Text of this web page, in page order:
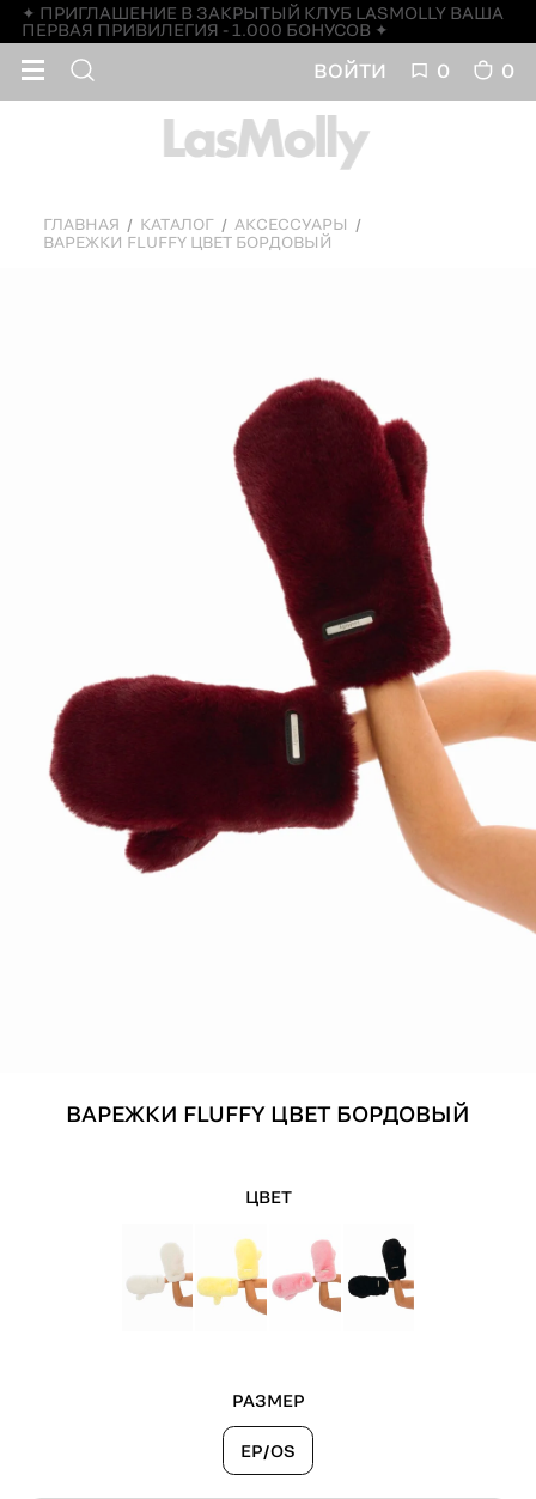
✦ ПРИГЛАШЕНИЕ В ЗАКРЫТЫЙ КЛУБ LASMOLLY ВАША
ПЕРВАЯ ПРИВИЛЕГИЯ - 1.000 БОНУСОВ ✦
ВОЙТИ 0 0
ГЛАВНАЯ КАТАЛОГ
АКСЕССУАРЫ
ВАРЕЖКИ FLUFFY ЦВЕТ БОРДОВЫЙ
ВАРЕЖКИ FLUFFY ЦВЕТ БОРДОВЫЙ
ЦВЕТ
РАЗМЕР
EP/OS